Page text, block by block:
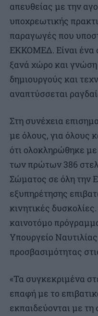
απευθείας με την
υποχρεωτικής
παραγωγές που
ΕΚΚΟΜΕΔ. Είναι ένα
ξανά χώρο και
δημιουργούς και
αναπτύσσεται
Στη συνέχεια
με όλους, για όλους
ότι ολοκληρώθηκε
των πρώτων 386
Σώματος σε όλη την
εξυπηρέτησης
κινητικές
καινοτόμο
Υπουργείο
προσβασιμότητας
«Τα συγκεκριμένα
επαφή με το
εκπαιδεύονται με